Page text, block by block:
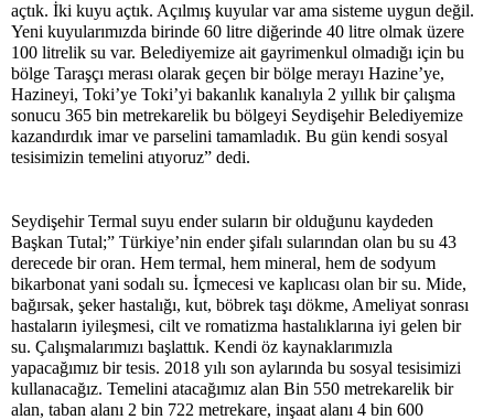
açtık. İki kuyu açtık. Açılmış kuyular var ama sisteme uygun değil.
Yeni kuyularımızda birinde 60 litre diğerinde 40 litre olmak üzere
100 litrelik su var. Belediyemize ait gayrimenkul olmadığı için bu
bölge Taraşçı merası olarak geçen bir bölge merayı Hazine’ye,
Hazineyi, Toki’ye Toki’yi bakanlık kanalıyla 2 yıllık bir çalışma
sonucu 365 bin metrekarelik bu bölgeyi Seydişehir Belediyemize
kazandırdık imar ve parselini tamamladık. Bu gün kendi sosyal
tesisimizin temelini atıyoruz” dedi.
Seydişehir Termal suyu ender suların bir olduğunu kaydeden
Başkan Tutal;” Türkiye’nin ender şifalı sularından olan bu su 43
derecede bir oran. Hem termal, hem mineral, hem de sodyum
bikarbonat yani sodalı su. İçmecesi ve kaplıcası olan bir su. Mide,
bağırsak, şeker hastalığı, kut, böbrek taşı dökme, Ameliyat sonrası
hastaların iyileşmesi, cilt ve romatizma hastalıklarına iyi gelen bir
su. Çalışmalarımızı başlattık. Kendi öz kaynaklarımızla
yapacağımız bir tesis. 2018 yılı son aylarında bu sosyal tesisimizi
kullanacağız. Temelini atacağımız alan Bin 550 metrekarelik bir
alan, taban alanı 2 bin 722 metrekare, inşaat alanı 4 bin 600